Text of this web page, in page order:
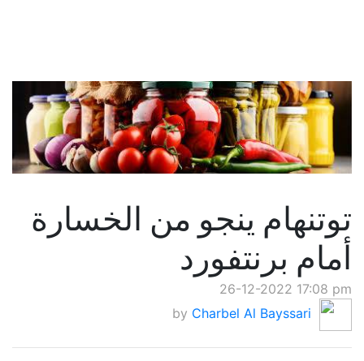
توتنهام ينجو من الخسارة
أمام برنتفورد
26-12-2022 17:08 pm
by Charbel Al Bayssari